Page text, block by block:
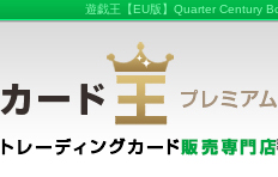
遊戯王【EU版】Quarter Century